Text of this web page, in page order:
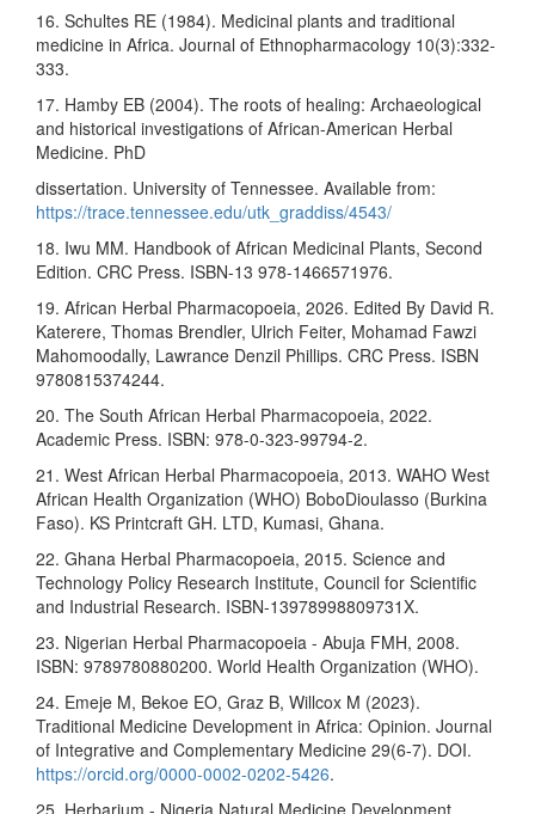
16. Schultes RE (1984). Medicinal plants and traditional
medicine in Africa. Journal of Ethnopharmacology 10(3):332-
333.
17. Hamby EB (2004). The roots of healing: Archaeological
and historical investigations of African-American Herbal
Medicine. PhD
dissertation. University of Tennessee. Available from:
https://trace.tennessee.edu/utk_graddiss/4543/
18. Iwu MM. Handbook of African Medicinal Plants, Second
Edition. CRC Press. ISBN-13 978-1466571976.
19. African Herbal Pharmacopoeia, 2026. Edited By David R.
Katerere, Thomas Brendler, Ulrich Feiter, Mohamad Fawzi
Mahomoodally, Lawrance Denzil Phillips. CRC Press. ISBN
9780815374244.
20. The South African Herbal Pharmacopoeia, 2022.
Academic Press. ISBN: 978-0-323-99794-2.
21. West African Herbal Pharmacopoeia, 2013. WAHO West
African Health Organization (WHO) BoboDioulasso (Burkina
Faso). KS Printcraft GH. LTD, Kumasi, Ghana.
22. Ghana Herbal Pharmacopoeia, 2015. Science and
Technology Policy Research Institute, Council for Scientific
and Industrial Research. ISBN-13978998809731X.
23. Nigerian Herbal Pharmacopoeia - Abuja FMH, 2008.
ISBN: 9789780880200. World Health Organization (WHO).
24. Emeje M, Bekoe EO, Graz B, Willcox M (2023).
Traditional Medicine Development in Africa: Opinion. Journal
of Integrative and Complementary Medicine 29(6-7). DOI.
https://orcid.org/0000-0002-0202-5426.